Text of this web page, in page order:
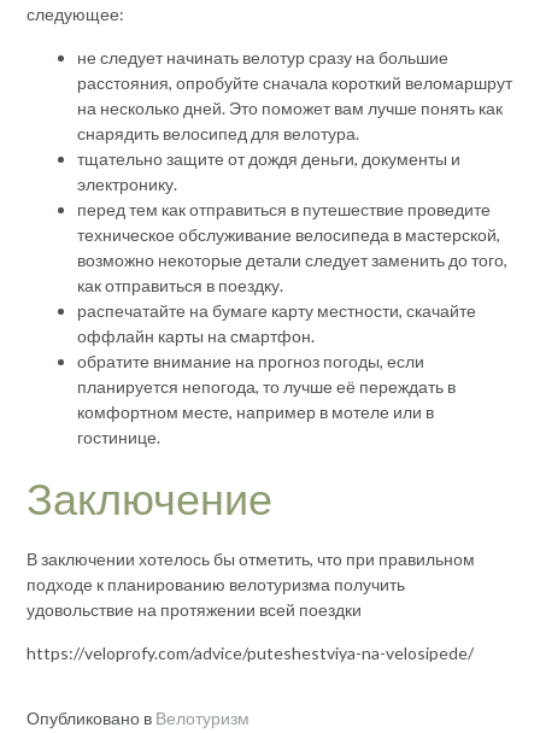
следующее:
не следует начинать велотур сразу на большие
расстояния, опробуйте сначала короткий веломаршрут
на несколько дней. Это поможет вам лучше понять как
снарядить велосипед для велотура.
тщательно защите от дождя деньги, документы и
электронику.
перед тем как отправиться в путешествие проведите
техническое обслуживание велосипеда в мастерской,
возможно некоторые детали следует заменить до того,
как отправиться в поездку.
распечатайте на бумаге карту местности, скачайте
оффлайн карты на смартфон.
обратите внимание на прогноз погоды, если
планируется непогода, то лучше её переждать в
комфортном месте, например в мотеле или в
гостинице.
Заключение
В заключении хотелось бы отметить, что при правильном
подходе к планированию велотуризма получить
удовольствие на протяжении всей поездки
https://veloprofy.com/advice/puteshestviya-na-velosipede/
Опубликовано в Велотуризм